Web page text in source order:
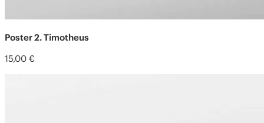
Poster 2. Timotheus
15,00 €